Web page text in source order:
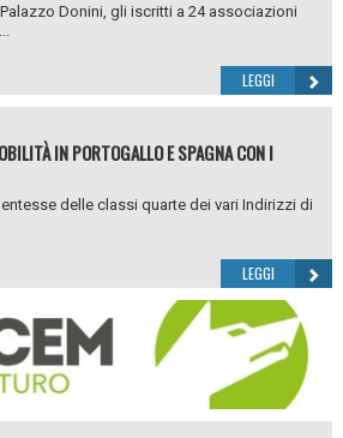
Donini, gli iscritti a 24 associazioni
LEGGI
IN PORTOGALLO E SPAGNA CON I
delle classi quarte dei vari Indirizzi di
LEGGI